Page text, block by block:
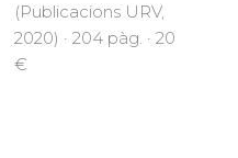
(Publicacions URV,
2020) · 204 pàg. · 20
€